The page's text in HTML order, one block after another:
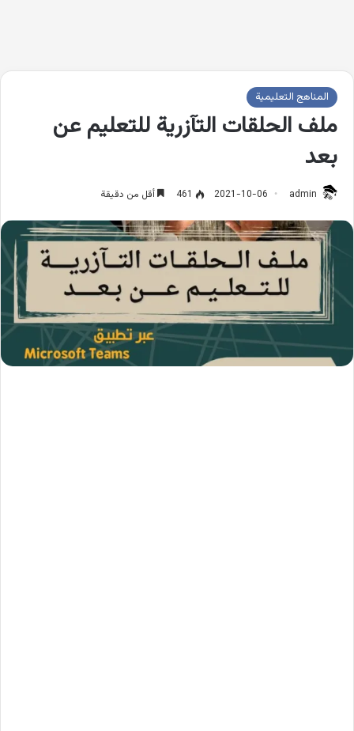
المناهج التعليمية
ملف الحلقات التآزرية للتعليم عن
بعد
admin
2021-10-06
461 أقل من دقيقة